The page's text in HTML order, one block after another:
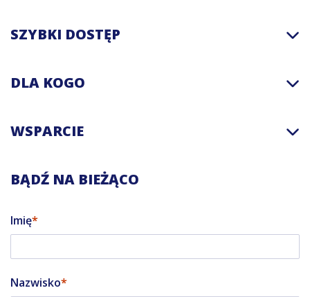
SZYBKI DOSTĘP
DLA KOGO
WSPARCIE
BĄDŹ NA BIEŻĄCO
Imię
Nazwisko